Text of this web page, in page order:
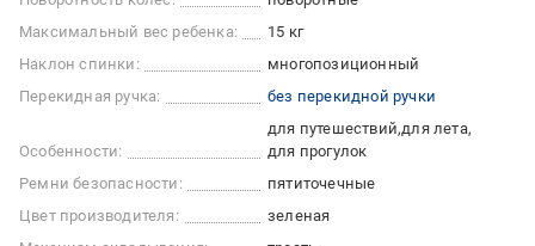
Максимальный вес ребенка:
15 кг
Наклон спинки:
многопозиционный
Перекидная ручка:
без перекидной ручки
Особенности:
для путешествий для лета
для прогулок
Ремни безопасности:
пятиточечные
Цвет производителя:
зеленая